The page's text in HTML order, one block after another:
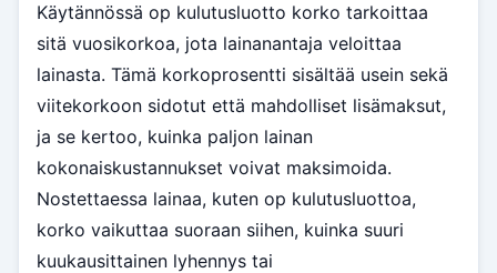
Käytännössä op kulutusluotto korko tarkoittaa
sitä vuosikorkoa, jota lainanantaja veloittaa
lainasta. Tämä korkoprosentti sisältää usein sekä
viitekorkoon sidotut että mahdolliset lisämaksut,
ja se kertoo, kuinka paljon lainan
kokonaiskustannukset voivat maksimoida.
Nostettaessa lainaa, kuten op kulutusluottoa,
korko vaikuttaa suoraan siihen, kuinka suuri
kuukausittainen lyhennys tai